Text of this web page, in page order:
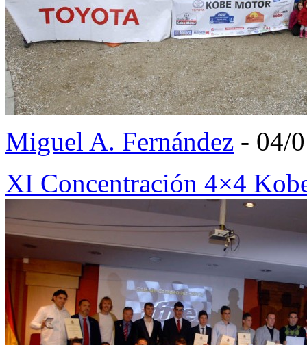
Miguel A. Fernández - 04/
XI Concentración 4×4